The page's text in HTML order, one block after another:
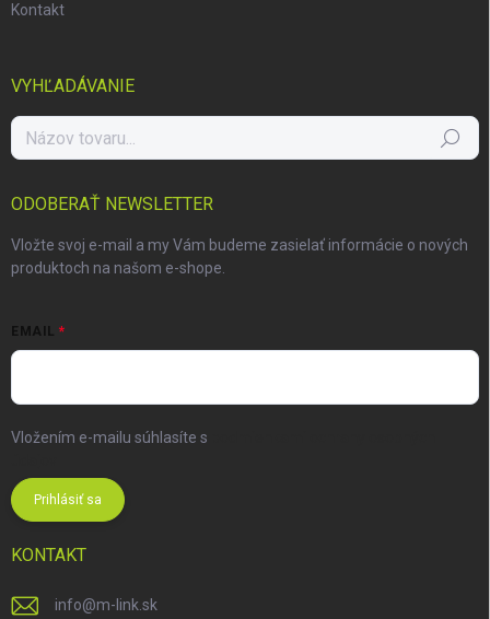
Kontakt
VYHĽADÁVANIE
Hľadať
ODOBERAŤ NEWSLETTER
Vložte svoj e-mail a my Vám budeme zasielať informácie o nových
produktoch na našom e-shope.
EMAIL
Vložením e-mailu súhlasíte s
Prihlásiť sa
KONTAKT
info@m-link.sk